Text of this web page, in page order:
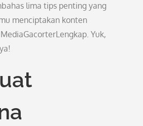
lima tips penting yang
menciptakan konten
Yuk,